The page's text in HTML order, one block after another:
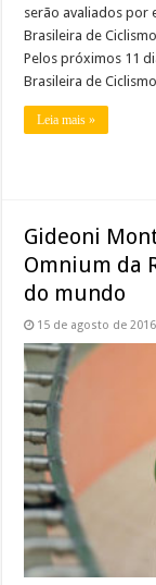
serão avaliados por
Brasileira de
Pelos próximos 11
Brasileira de
Leia mais »
Gideoni
Omnium da
do mundo
15 de agosto de 2016